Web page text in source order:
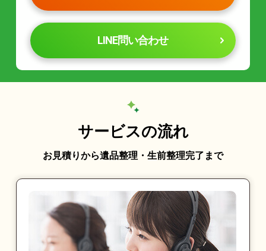
LINE問い合わせ
サービスの流れ
お見積りから遺品整理・生前整理完了まで